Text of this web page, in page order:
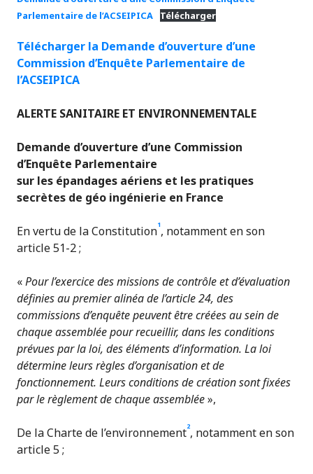
Parlementaire de l’ACSEIPICA
Télécharger
Télécharger la Demande d’ouverture d’une
Commission d’Enquête Parlementaire de
l’ACSEIPICA
ALERTE SANITAIRE ET ENVIRONNEMENTALE
Demande d’ouverture d’une Commission
d’Enquête Parlementaire
sur les épandages aériens et les pratiques
secrètes de géo ingénierie en France
En vertu de la Constitution1, notamment en son
article 51-2 ;
«Pour l’exercice des missions de contrôle et d’évaluation
définies au premier alinéa de l’article 24, des
commissions d’enquête peuvent être créées au sein de
chaque assemblée pour recueillir, dans les conditions
prévues par la loi, des éléments d’information. La loi
détermine leurs règles d’organisation et de
fonctionnement. Leurs conditions de création sont fixées
par le règlement de chaque assemblée»,
De la Charte de l’environnement2, notamment en son
article 5 ;